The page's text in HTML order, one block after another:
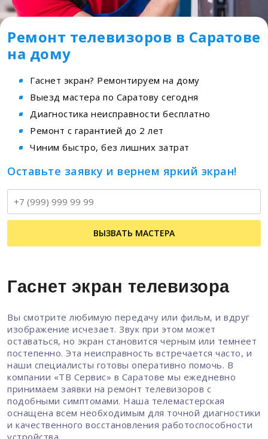
Ремонт телевизоров в Саратове
на дому
Гаснет экран? Ремонтируем на дому
Выезд мастера по Саратову сегодня
Диагностика неисправности бесплатно
Ремонт с гарантией до 2 лет
Чиним быстро, без лишних затрат
Оставьте заявку и вернем яркий экран!
ВЫЗВАТЬ МАСТЕРА
Гаснет экран телевизора
Вы смотрите любимую передачу или фильм, и вдруг
изображение исчезает. Звук при этом может
оставаться, но экран становится черным или темнеет
постепенно. Эта неисправность встречается часто, и
наши специалисты готовы оперативно помочь. В
компании «ТВ Сервис» в Саратове мы ежедневно
принимаем заявки на ремонт телевизоров с
подобными симптомами. Наша телемастерская
оснащена всем необходимым для точной диагностики
и качественного восстановления работоспособности
устройства.